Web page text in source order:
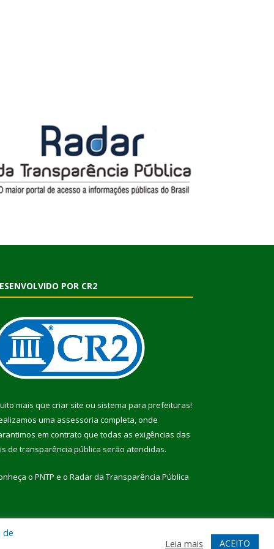
POR CR2
mais que criar site ou sistema para prefeituras!
uma assessoria completa, onde
em contrato que todas as exigências das
de transparência pública serão atendidas.
o PNTP e o Radar da Transparência Pública
Acessar Webmail
de
Leia mais ACEITO